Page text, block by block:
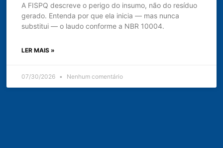
A FISPQ descreve o perigo do insumo, não do resíduo
gerado. Entenda por que ela inicia — mas nunca
substitui — o laudo conforme a NBR 10004.
LER MAIS »
07/30/2026 Nenhum comentário